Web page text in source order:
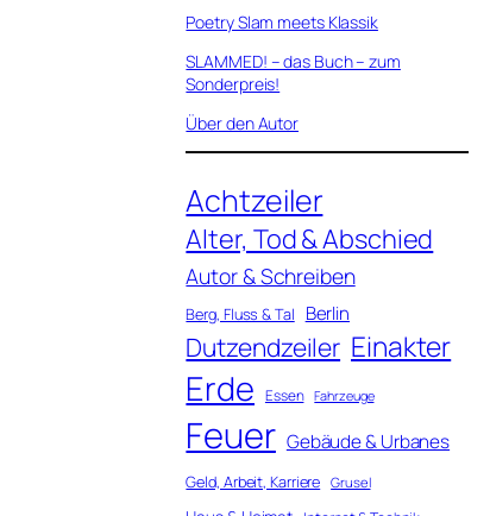
Poetry Slam meets Klassik
SLAMMED! – das Buch – zum
Sonderpreis!
Über den Autor
Achtzeiler
Alter, Tod & Abschied
Autor & Schreiben
Berg, Fluss & Tal Berlin
Dutzendzeiler Einakter
Erde Essen Fahrzeuge
Feuer Gebäude & Urbanes
Geld, Arbeit, Karriere Grusel